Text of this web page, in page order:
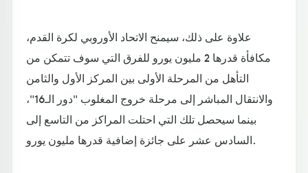
علاوة على ذلك، سيمنح الاتحاد الأوروبي لكرة القدم،
مكافأة قدرها 2 مليون يورو للفرق التي سوف تتمكن من
التأهل من المرحلة الأولى بين المركز الأول والثامن
والانتقال المباشر إلى مرحلة خروج المغلوب "دور الـ16"،
بينما سيحصل تلك التي احتلت المراكز من التاسع إلى
السادس عشر على جائزة إضافية قدرها مليون يورو.